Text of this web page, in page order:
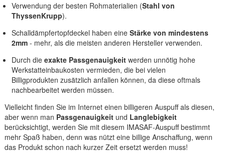
Verwendung der besten Rohmaterialien (Stahl von
ThyssenKrupp).
Schalldämpfertopfdeckel haben eine Stärke von mindestens
2mm- mehr, als die meisten anderen Hersteller verwenden.
Durch dieexakte Passgenauigkeitwerden unnötig hohe
Werkstatteinbaukosten vermieden, die bei vielen
Billigprodukten zusätzlich anfallen können, da diese oftmals
nachbearbeitet werden müssen.
Vielleicht finden Sie im Internet einen billigeren Auspuff als diesen,
aber wenn man Passgenauigkeit und Langlebigkeit
berücksichtigt, werden Sie mit diesem IMASAF-Auspuff bestimmt
mehr Spaß haben, denn was nützt eine billige Anschaffung, wenn
das Produkt schon nach kurzer Zeit ersetzt werden muss!